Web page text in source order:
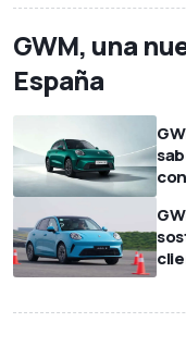
GWM, una
España